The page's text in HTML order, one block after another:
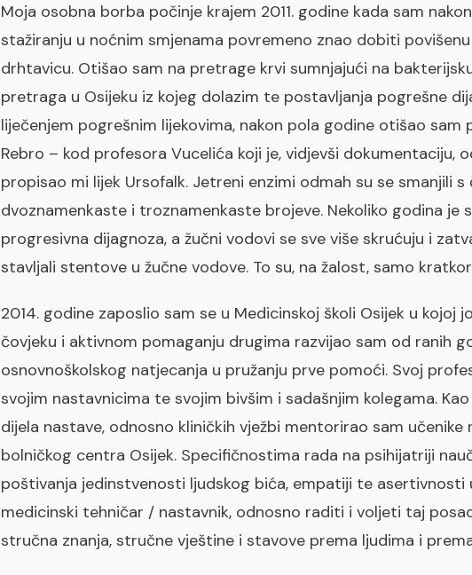
Moja osobna borba počinje krajem 2011. godine kada sam
stažiranju u noćnim smjenama povremeno znao dobiti
drhtavicu. Otišao sam na pretrage krvi sumnjajući na
pretraga u Osijeku iz kojeg dolazim te postavljanja pogrešne
liječenjem pogrešnim lijekovima, nakon pola godine otišao sam
Rebro – kod profesora Vucelića koji je, vidjevši dokumentaciju,
propisao mi lijek Ursofalk. Jetreni enzimi odmah su se smanjili
dvoznamenkaste i troznamenkaste brojeve. Nekoliko godina je
progresivna dijagnoza, a žučni vodovi se sve više skrućuju i
stavljali stentove u žučne vodove. To su, na žalost, samo
2014. godine zaposlio sam se u Medicinskoj školi Osijek u kojoj
čovjeku i aktivnom pomaganju drugima razvijao sam od ranih
osnovnoškolskog natjecanja u pružanju prve pomoći. Svoj
svojim nastavnicima te svojim bivšim i sadašnjim kolegama.
dijela nastave, odnosno kliničkih vježbi mentorirao sam učenike
bolničkog centra Osijek. Specifičnostima rada na psihijatriji
poštivanja jedinstvenosti ljudskog bića, empatiji te asertivnosti
medicinski tehničar / nastavnik, odnosno raditi i voljeti taj
stručna znanja, stručne vještine i stavove prema ljudima i